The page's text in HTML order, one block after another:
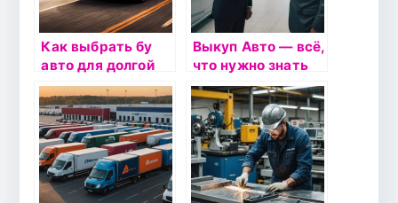
Как выбрать бу
авто для долгой
эксплуатации:
проверяем
прочность и износ
деталей
Выкуп Авто — всё,
что нужно знать